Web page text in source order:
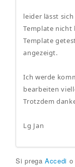
leider lässt
Template nicht
Template
angezeigt.
Ich werde
bearbeiten
Trotzdem
Lg Jan
Si pregaAccedi o